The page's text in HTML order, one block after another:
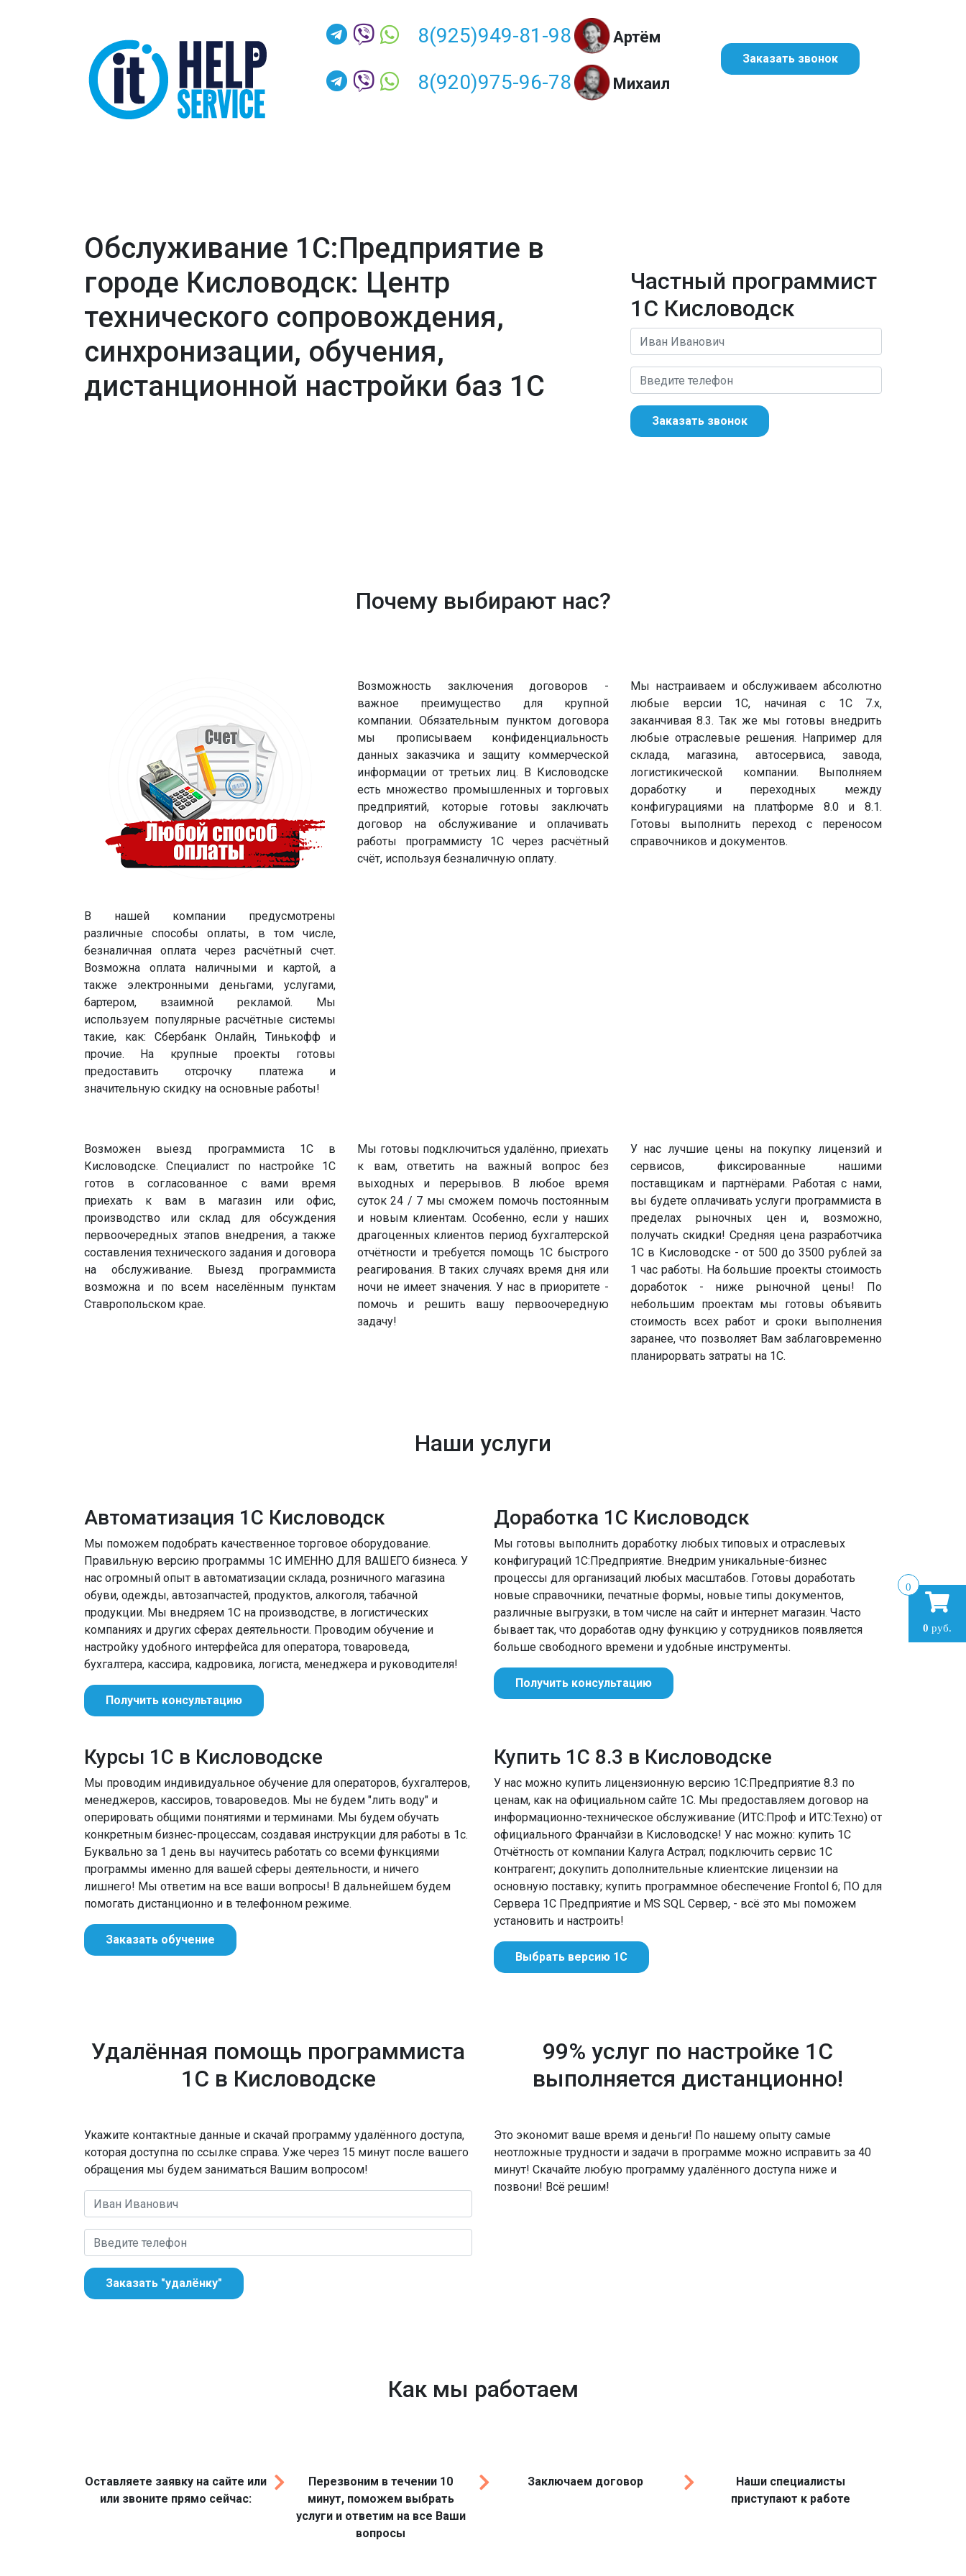
8(925)949-81-98 Артём
8(920)975-96-78 Михаил
Заказать звонок
Обслуживание 1С:Предприятие в
городе Кисловодск: Центр
технического сопровождения,
синхронизации, обучения,
дистанционной настройки баз 1С
Частный программист
1С Кисловодск
Заказать звонок
Почему выбирают нас?
В нашей компании предусмотрены
различные способы оплаты, в том числе,
безналичная оплата через расчётный счет.
Возможна оплата наличными и картой, а
также электронными деньгами, услугами,
бартером, взаимной рекламой. Мы
используем популярные расчётные системы
такие, как: Сбербанк Онлайн, Тинькофф и
прочие. На крупные проекты готовы
предоставить отсрочку платежа и
значительную скидку на основные работы!
Возможность заключения договоров -
важное преимущество для крупной
компании. Обязательным пунктом договора
мы прописываем конфиденциальность
данных заказчика и защиту коммерческой
информации от третьих лиц. В Кисловодске
есть множество промышленных и торговых
предприятий, которые готовы заключать
договор на обслуживание и оплачивать
работы программисту 1С через расчётный
счёт, используя безналичную оплату.
Мы настраиваем и обслуживаем абсолютно
любые версии 1С, начиная с 1С 7.х,
заканчивая 8.3. Так же мы готовы внедрить
любые отраслевые решения. Например для
склада, магазина, автосервиса, завода,
логистикической компании. Выполняем
доработку и переходных между
конфигурациями на платформе 8.0 и 8.1.
Готовы выполнить переход с переносом
справочников и документов.
Возможен выезд программиста 1С в
Кисловодске. Специалист по настройке 1С
готов в согласованное с вами время
приехать к вам в магазин или офис,
производство или склад для обсуждения
первоочередных этапов внедрения, а также
составления технического задания и договора
на обслуживание. Выезд программиста
возможна и по всем населённым пунктам
Ставропольском крае.
Мы готовы подключиться удалённо, приехать
к вам, ответить на важный вопрос без
выходных и перерывов. В любое время
суток 24 / 7 мы сможем помочь постоянным
и новым клиентам. Особенно, если у наших
драгоценных клиентов период бухгалтерской
отчётности и требуется помощь 1С быстрого
реагирования. В таких случаях время дня или
ночи не имеет значения. У нас в приоритете -
помочь и решить вашу первоочередную
задачу!
У нас лучшие цены на покупку лицензий и
сервисов, фиксированные нашими
поставщикам и партнёрами. Работая с нами,
вы будете оплачивать услуги программиста в
пределах рыночных цен и, возможно,
получать скидки! Средняя цена разработчика
1С в Кисловодске - от 500 до 3500 рублей за
1 час работы. На большие проекты стоимость
доработок - ниже рыночной цены! По
небольшим проектам мы готовы объявить
стоимость всех работ и сроки выполнения
заранее, что позволяет Вам заблаговременно
планирорвать затраты на 1С.
Наши услуги
Автоматизация 1С Кисловодск
Мы поможем подобрать качественное торговое оборудование.
Правильную версию программы 1С ИМЕННО ДЛЯ ВАШЕГО бизнеса. У
нас огромный опыт в автоматизации склада, розничного магазина
обуви, одежды, автозапчастей, продуктов, алкоголя, табачной
продукции. Мы внедряем 1С на производстве, в логистических
компаниях и других сферах деятельности. Проводим обучение и
настройку удобного интерфейса для оператора, товароведа,
бухгалтера, кассира, кадровика, логиста, менеджера и руководителя!
Получить консультацию
Доработка 1С Кисловодск
Мы готовы выполнить доработку любых типовых и отраслевых
конфигураций 1С:Предприятие. Внедрим уникальные-бизнес
процессы для организаций любых масштабов. Готовы доработать
новые справочники, печатные формы, новые типы документов,
различные выгрузки, в том числе на сайт и интернет магазин. Часто
бывает так, что доработав одну функцию у сотрудников появляется
больше свободного времени и удобные инструменты.
Получить консультацию
Курсы 1С в Кисловодске
Мы проводим индивидуальное обучение для операторов, бухгалтеров,
менеджеров, кассиров, товароведов. Мы не будем "лить воду" и
оперировать общими понятиями и терминами. Мы будем обучать
конкретным бизнес-процессам, создавая инструкции для работы в 1с.
Буквально за 1 день вы научитесь работать со всеми функциями
программы именно для вашей сферы деятельности, и ничего
лишнего! Мы ответим на все ваши вопросы! В дальнейшем будем
помогать дистанционно и в телефонном режиме.
Заказать обучение
Купить 1С 8.3 в Кисловодске
У нас можно купить лицензионную версию 1С:Предприятие 8.3 по
ценам, как на официальном сайте 1С. Мы предоставляем договор на
информационно-техническое обслуживание (ИТС:Проф и ИТС:Техно) от
официального Франчайзи в Кисловодске! У нас можно: купить 1С
Отчётность от компании Калуга Астрал; подключить сервис 1С
контрагент; докупить дополнительные клиентские лицензии на
основную поставку; купить программное обеспечение Frontol 6; ПО для
Сервера 1С Предприятие и MS SQL Сервер, - всё это мы поможем
установить и настроить!
Выбрать версию 1С
Удалённая помощь программиста
1С в Кисловодске
Укажите контактные данные и скачай программу удалённого доступа,
которая доступна по ссылке справа. Уже через 15 минут после вашего
обращения мы будем заниматься Вашим вопросом!
Заказать "удалёнку"
99% услуг по настройке 1С
выполняется дистанционно!
Это экономит ваше время и деньги! По нашему опыту самые
неотложные трудности и задачи в программе можно исправить за 40
минут! Скачайте любую программу удалённого доступа ниже и
позвони! Всё решим!
Как мы работаем
Оставляете заявку на сайте или
или звоните прямо сейчас:
Перезвоним в течении 10
минут, поможем выбрать
услуги и ответим на все Ваши
вопросы
Заключаем договор
Наши специалисты
приступают к работе
0
0 руб.